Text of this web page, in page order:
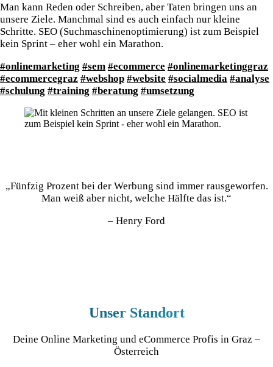
Man kann Reden oder Schreiben, aber Taten bringen uns an
unsere Ziele. Manchmal sind es auch einfach nur kleine
Schritte. SEO (Suchmaschinenoptimierung) ist zum Beispiel
kein Sprint – eher wohl ein Marathon.
#onlinemarketing #sem #ecommerce #onlinemarketinggraz
#ecommercegraz #webshop #website #socialmedia #analyse
#schulung #training #beratung #umsetzung
„Fünfzig Prozent bei der Werbung sind immer rausgeworfen.
Man weiß aber nicht, welche Hälfte das ist.“
– Henry Ford
Unser Standort
Deine Online Marketing und eCommerce Profis in Graz –
Österreich